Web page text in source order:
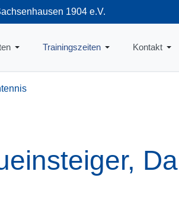
1904 e.V.
66374712
Trainingszeiten Kontakt